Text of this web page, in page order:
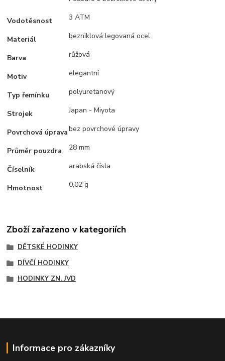
Vodotěsnost 3 ATM
Materiál bezniklová legovaná ocel
Barva růžová
Motiv elegantní
Typ řemínku polyuretanový
Strojek Japan - Miyota
Povrchová úpravabez povrchové úpravy
Průměr pouzdra 28 mm
Číselník arabská čísla
Hmotnost 0,02 g
Zboží zařazeno v kategoriích
DĚTSKÉ HODINKY
DÍVČÍ HODINKY
HODINKY ZN. JVD
Informace pro zákazníky